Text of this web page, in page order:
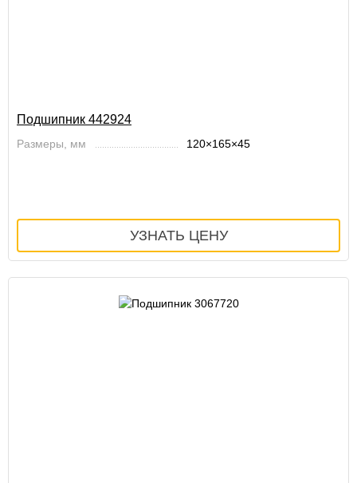
Подшипник 442924
Размеры, мм 120×165×45